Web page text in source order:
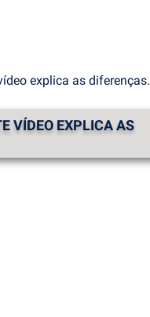
explica as diferenças.
VÍDEO EXPLICA AS